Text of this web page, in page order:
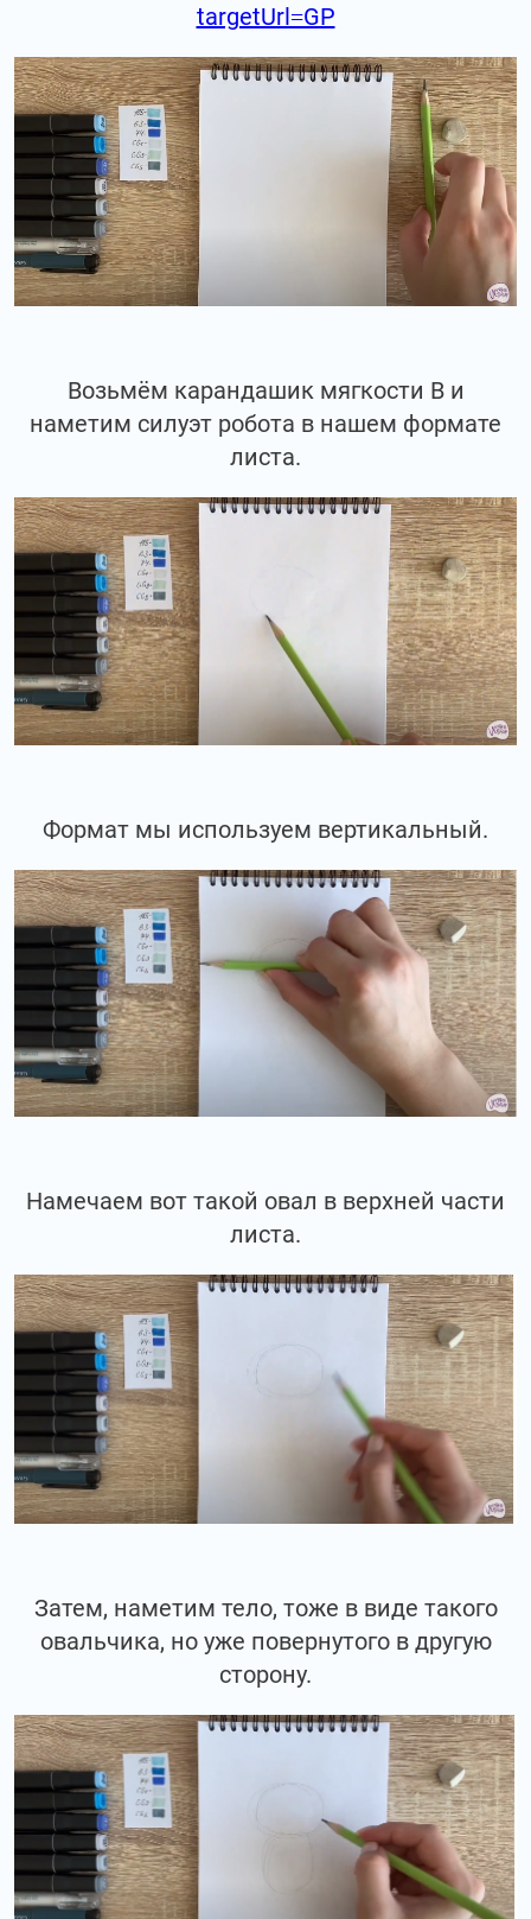
targetUrl=GP
Возьмём карандашик мягкости В и
наметим силуэт робота в нашем формате
листа.
Формат мы используем вертикальный.
Намечаем вот такой овал в верхней части
листа.
Затем, наметим тело, тоже в виде такого
овальчика, но уже повернутого в другую
сторону.